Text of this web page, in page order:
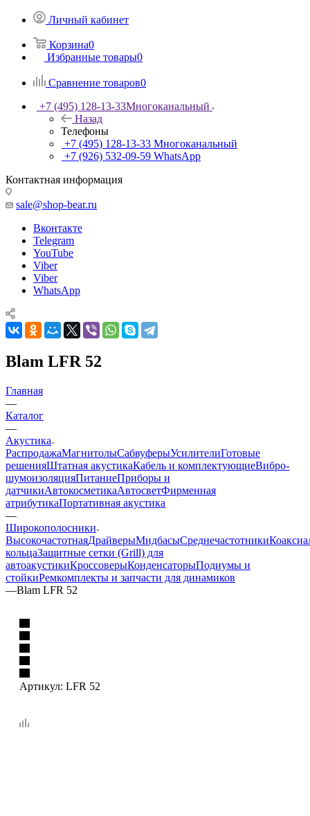
Личный кабинет
Корзина0
Избранные товары0
Сравнение товаров0
+7 (495) 128-13-33Многоканальный
Назад
Телефоны
+7 (495) 128-13-33 Многоканальный
+7 (926) 532-09-59 WhatsApp
Контактная информация
sale@shop-bear.ru
Вконтакте
Telegram
YouTube
Viber
Viber
WhatsApp
Blam LFR 52
Главная
—
Каталог
—
Акустика
РаспродажаМагнитолыСабвуферыУсилителиГотовые
решенияШтатная акустикаКабель и комплектующиеВибро-
шумоизоляцияПитаниеПриборы и
датчикиАвтокосметикаАвтосветФирменная
атрибутикаПортативная акустика
—
Широкополосники
ВысокочастотнаяДрайверыМидбасыСреднечастотники
кольцаЗащитные сетки (Grill) для
автоакустикиКроссоверыКонденсаторыПодиумы и
стойкиРемкомплекты и запчасти для динамиков
—Blam LFR 52
Артикул: LFR 52